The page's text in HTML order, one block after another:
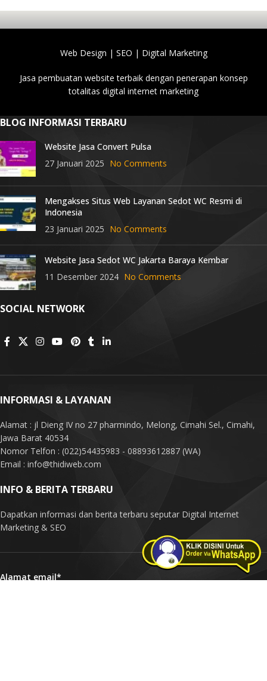
Web Design | SEO | Digital Marketing
Jasa pembuatan website terbaik dengan penerapan konsep
totalitas digital internet marketing
BLOG INFORMASI TERBARU
Website Jasa Convert Pulsa
27 Januari 2025 No Comments
Mengakses Situs Web Layanan Sedot WC Resmi di
Indonesia
23 Januari 2025 No Comments
Website Jasa Sedot WC Jakarta Baraya Kembar
11 Desember 2024 No Comments
SOCIAL NETWORK
INFORMASI & LAYANAN
Alamat : jl Dieng IV no 27 pharmindo, Melong, Cimahi Sel., Cimahi,
Jawa Barat 40534
Nomor Telfon : (022)54435983 - 08893612887 (WA)
Email : info@thidiweb.com
INFO & BERITA TERBARU
Dapatkan informasi dan berita terbaru seputar Digital Internet
Marketing & SEO
Alamat email*